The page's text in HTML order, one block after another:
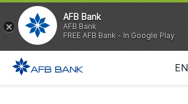
EN
AFB Bank
AFB Bank
FREE AFB Bank - In Google Play